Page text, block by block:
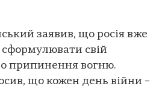
заявив, що росія вже
свій
припинення вогню.
що кожен день війни –